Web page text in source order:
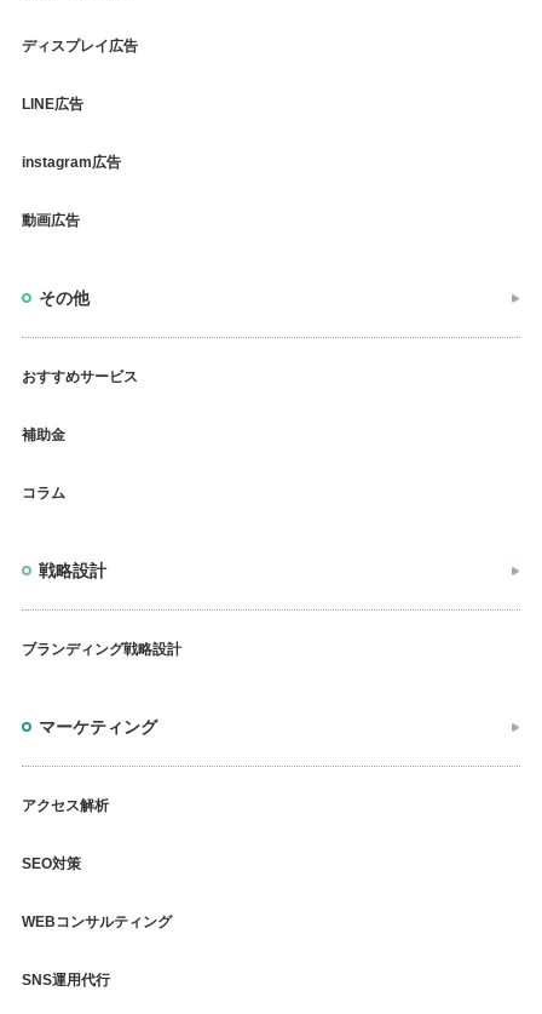
ディスプレイ広告
LINE広告
instagram広告
動画広告
その他
おすすめサービス
補助金
コラム
戦略設計
ブランディング戦略設計
マーケティング
アクセス解析
SEO対策
WEBコンサルティング
SNS運用代行